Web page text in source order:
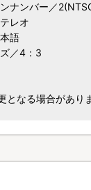
ナンバー／
レオ
語
／4：3
となる場合があり